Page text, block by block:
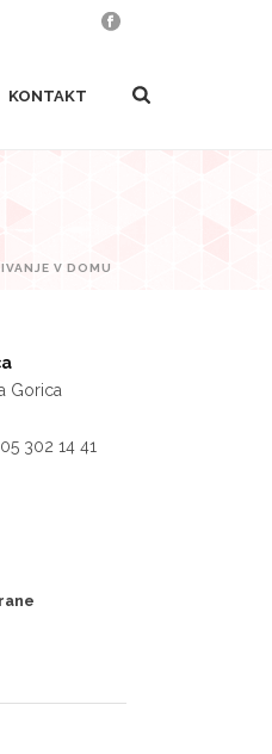
KONTAKT
V DOMU
Gorica
05 302 14 41